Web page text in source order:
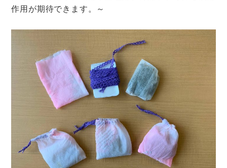
作用が期待できます。～